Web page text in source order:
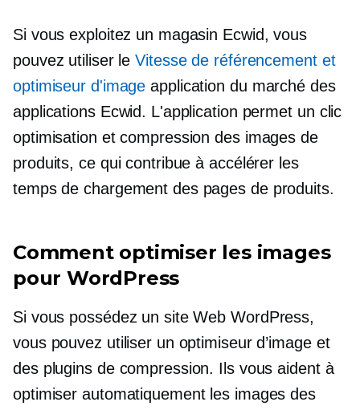
Si vous exploitez un magasin Ecwid, vous
pouvez utiliser leVitesse de référencement et
optimiseur d'image application du marché des
applications Ecwid. L'application permet un clic
optimisation et compression des images de
produits, ce qui contribue à accélérer les
temps de chargement des pages de produits.
Comment optimiser les images
pour WordPress
Si vous possédez un site Web WordPress,
vous pouvez utiliser un optimiseur d’image et
des plugins de compression. Ils vous aident à
optimiser automatiquement les images des